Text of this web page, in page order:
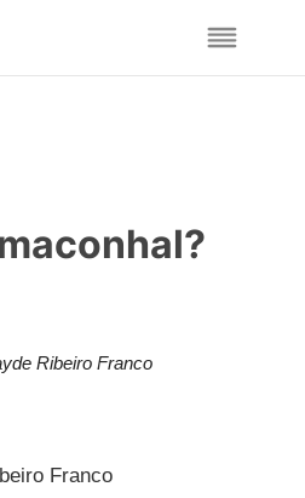
Ribeiro Franco
Franco